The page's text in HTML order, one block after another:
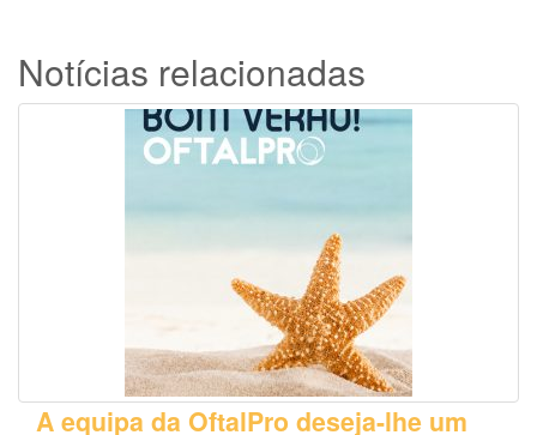
Notícias relacionadas
A equipa da OftalPro deseja-lhe um